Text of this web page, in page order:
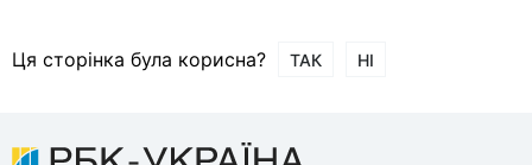
Ця сторінка була корисна? ТАК НІ